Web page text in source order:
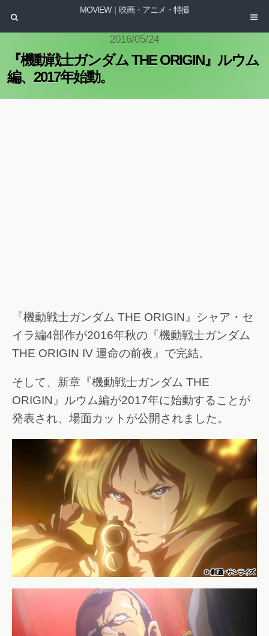
MOVIEW｜映画・アニメ・特撮
2016/05/24
『機動戦士ガンダム THE ORIGIN』ルウム
編、2017年始動。
『機動戦士ガンダム THE ORIGIN』シャア・セ
イラ編4部作が2016年秋の『機動戦士ガンダム
THE ORIGIN IV 運命の前夜』で完結。
そして、新章『機動戦士ガンダム THE
ORIGIN』ルウム編が2017年に始動することが
発表され、場面カットが公開されました。